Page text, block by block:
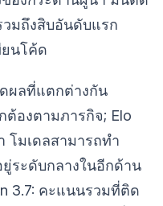
มถึงสิบอันดับแรก
นโค้ด
ดผลที่แตกต่างกัน
ต้องตามภารกิจ; Elo
มเดลสามารถทำ
ระดับกลางในอีกด้าน
3.7: คะแนนรวมที่ติด